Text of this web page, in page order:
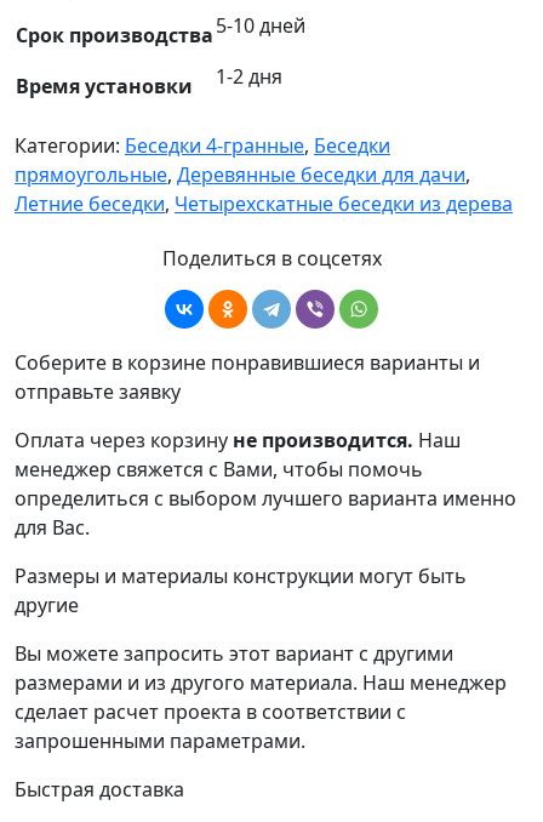
Срок производства5-10 дней
Время установки 1-2 дня
Категории: Беседки 4-гранные, Беседки
прямоугольные, Деревянные беседки для дачи,
Летние беседки, Четырехскатные беседки из дерева
Поделиться в соцсетях
Соберите в корзине понравившиеся варианты и
отправьте заявку
Оплата через корзину не производится. Наш
менеджер свяжется с Вами, чтобы помочь
определиться с выбором лучшего варианта именно
для Вас.
Размеры и материалы конструкции могут быть
другие
Вы можете запросить этот вариант с другими
размерами и из другого материала. Наш менеджер
сделает расчет проекта в соответствии с
запрошенными параметрами.
Быстрая доставка